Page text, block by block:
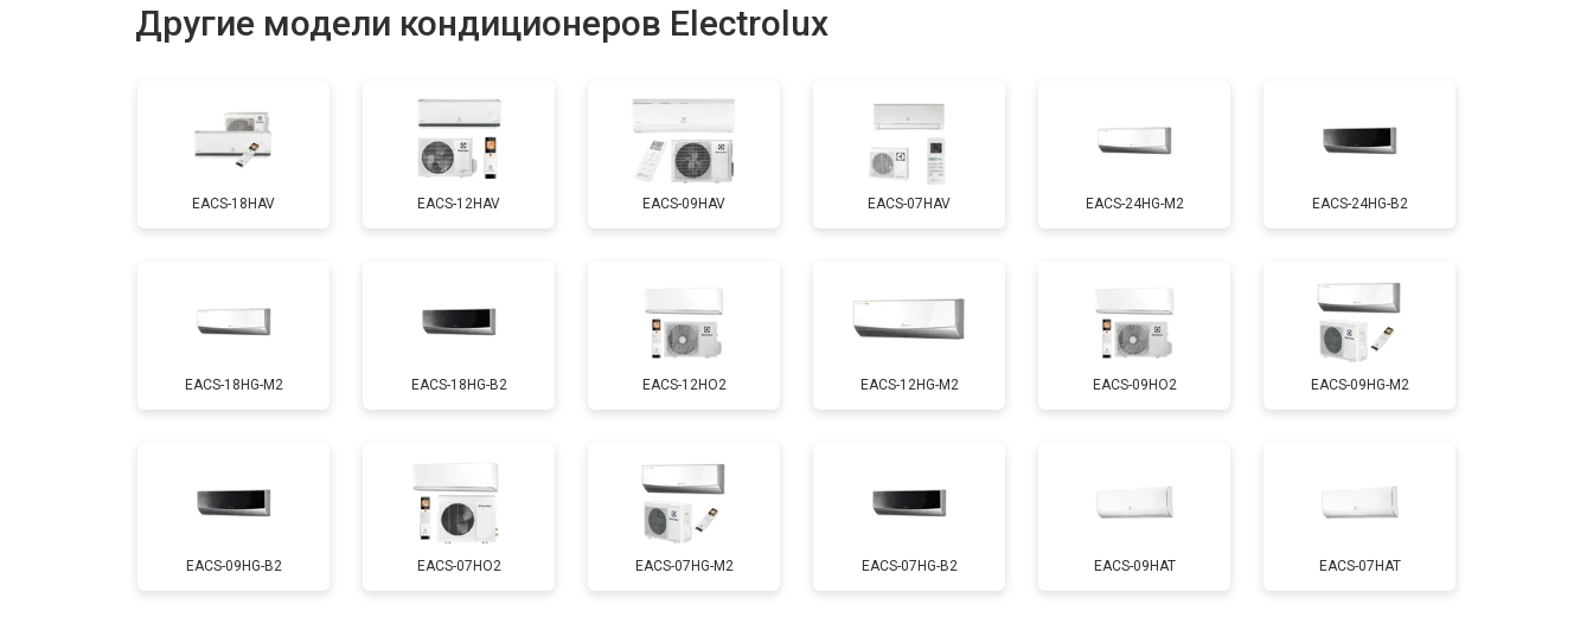
Другие модели кондиционеров Electrolux
EACS-18HAV EACS-12HAV EACS-09HAV EACS-07HAV EACS-24HG-M2 EACS-24HG-B2
EACS-18HG-M2 EACS-18HG-B2 EACS-12HO2 EACS-12HG-M2 EACS-09HO2 EACS-09HG-M2
EACS-09HG-B2 EACS-07HO2 EACS-07HG-M2 EACS-07HG-B2 EACS-09HAT EACS-07HAT